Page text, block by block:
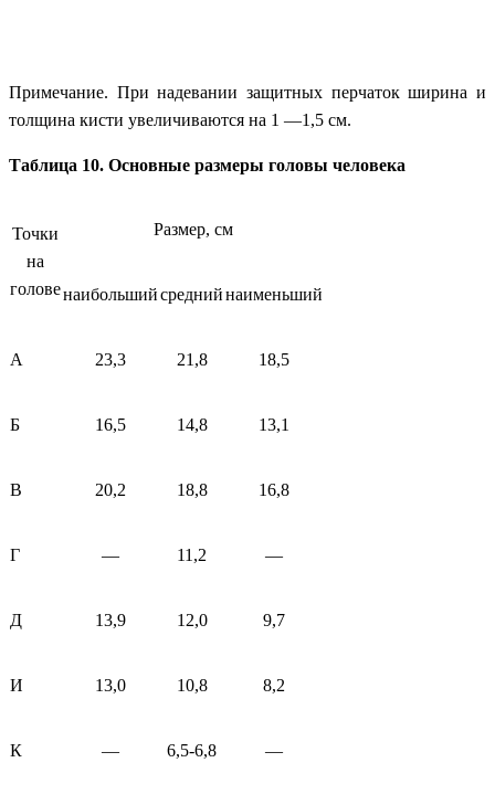
Примечание. При надевании защитных перчаток ширина и
толщина кисти увеличиваются на 1 —1,5 см.
Таблица 10. Основные размеры головы человека
Точки
на
голове
Размер, см
наибольшийсреднийнаименьший
А 23,3 21,8 18,5
Б 16,5 14,8 13,1
В 20,2 18,8 16,8
Г — 11,2 —
Д 13,9 12,0 9,7
И 13,0 10,8 8,2
К — 6,5-6,8 —